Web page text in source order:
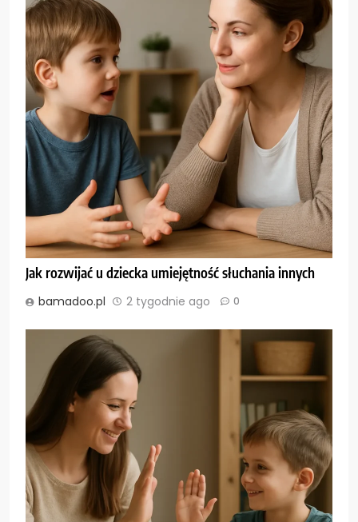
Jak rozwijać u dziecka umiejętność słuchania innych
bamadoo.pl 2 tygodnie ago 0